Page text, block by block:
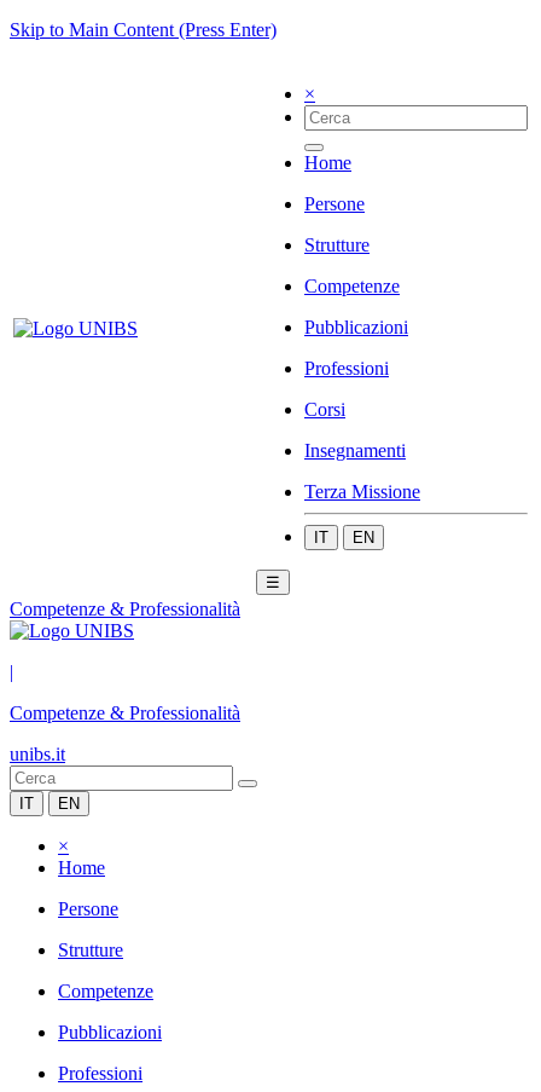
Skip to Main Content (Press Enter)
×
Home
Persone
Strutture
Competenze
Pubblicazioni
Professioni
Corsi
Insegnamenti
Terza Missione
IT EN
☰
Competenze & Professionalità
|
Competenze & Professionalità
unibs.it
IT EN
×
Home
Persone
Strutture
Competenze
Pubblicazioni
Professioni